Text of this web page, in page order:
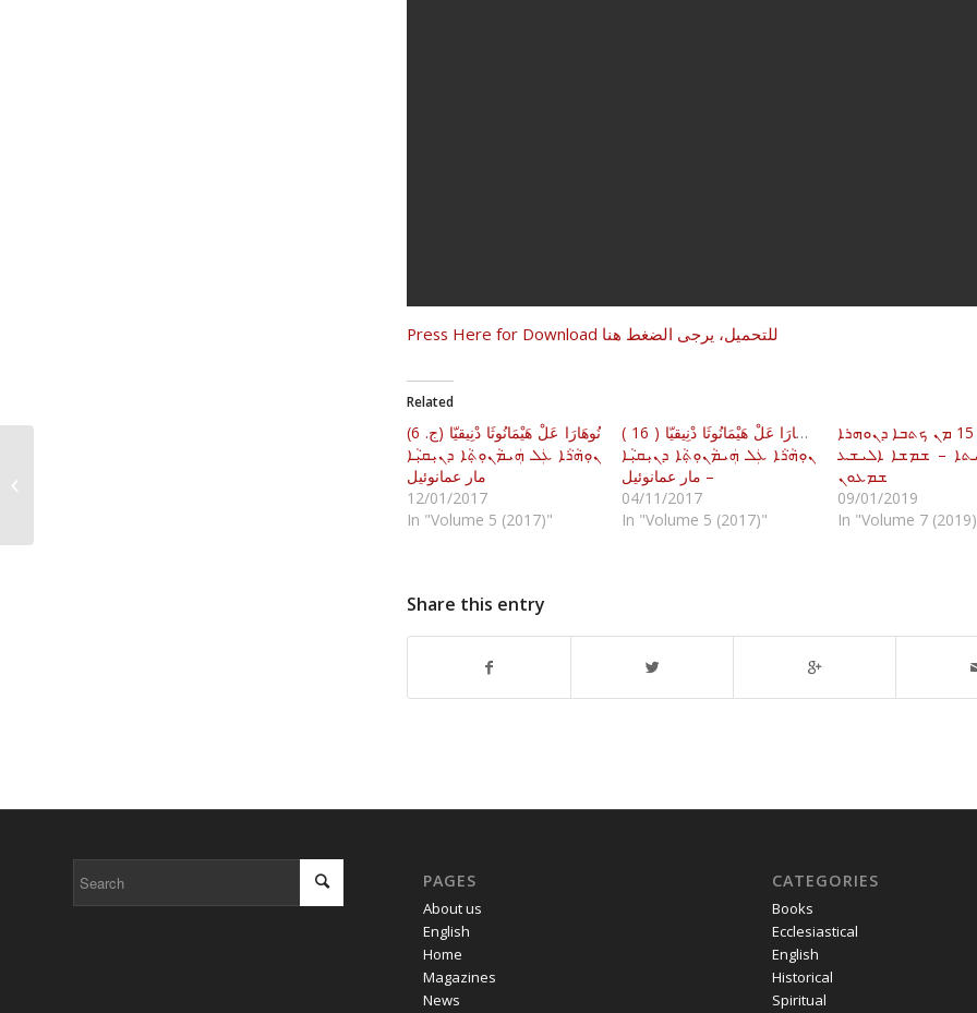
Press Here for Download للتحميل، يرجى الضغط هنا
Related
نُوهَارَا عَلْ هَيْمَانُوثَا دْنِيقيّا (ج. 6)
ܢܘܼܗܵܪܵܐ ܥܲܠ ܗܲܝܡܵܢܘܼܬ݂ܵܐ ܕܢܝܼܩܝܼܵܐ
مار عمانوئيل
12/01/2017
In "Volume 5 (2017)"
نُوهَارَا عَلْ هَيْمَانُوثَا دْنِيقيّا ( 16 )
ܢܘܼܗܵܪܵܐ ܥܲܠ ܗܲܝܡܵܢܘܼܬ݂ܵܐ ܕܢܝܼܩܝܼܵܐ
– مار عمانوئيل
04/11/2017
In "Volume 5 (2017)"
ܪܫܐ 7 – 15 ܡܢ ܟܬܒܐ ܕܢܘܗܪܐ
– ܫܡܫܐ ܐܠܝܫܥ
ܫܡܥܘܢ
09/01/2019
In "Volume 7
Share this entry
PAGES
About us
English
Home
Magazines
News
CATEGORIES
Books
Ecclesiastical
English
Historical
Spiritual